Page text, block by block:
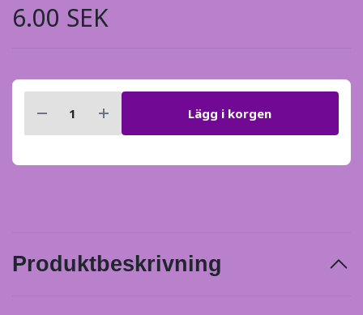
6.00 SEK
Lägg i korgen
Produktbeskrivning